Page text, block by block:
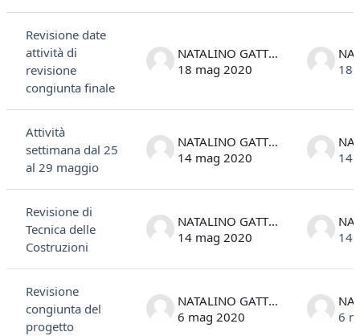
Revisione date
attività di
revisione
congiunta finale
NATALINO GATTESCO
18 mag 2020
18
Attività
settimana dal 25
al 29 maggio
NATALINO GATTESCO
14 mag 2020
14
Revisione di
Tecnica delle
Costruzioni
NATALINO GATTESCO
14 mag 2020
14
Revisione
congiunta del
progetto
NATALINO GATTESCO
6 mag 2020
6